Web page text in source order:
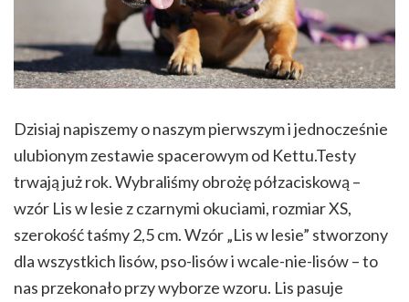
Dzisiaj napiszemy o naszym pierwszym i jednocześnie
ulubionym zestawie spacerowym od Kettu.Testy
trwają już rok. Wybraliśmy obrożę półzaciskową –
wzór Lis w lesie z czarnymi okuciami, rozmiar XS,
szerokość taśmy 2,5 cm. Wzór „Lis w lesie” stworzony
dla wszystkich lisów, pso-lisów i wcale-nie-lisów – to
nas przekonało przy wyborze wzoru. Lis pasuje